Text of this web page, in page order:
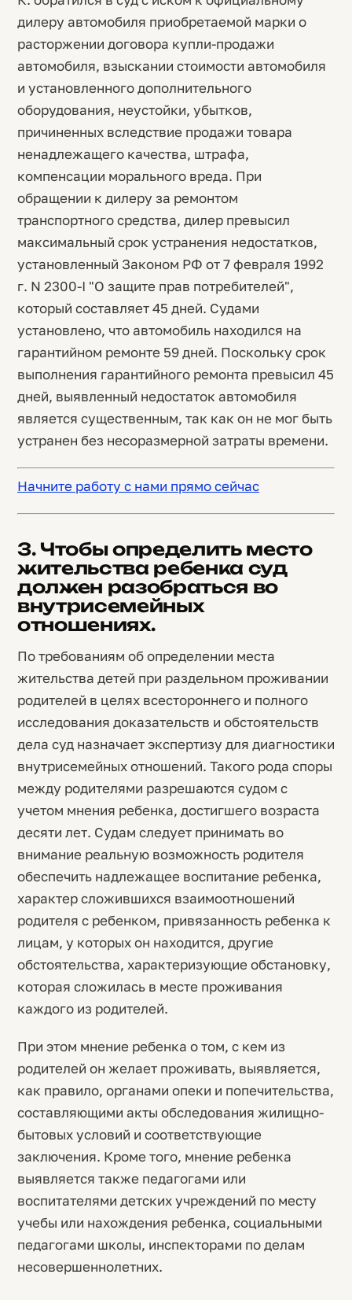
дилеру автомобиля приобретаемой марки о
расторжении договора купли-продажи
автомобиля, взыскании стоимости автомобиля
и установленного дополнительного
оборудования, неустойки, убытков,
причиненных вследствие продажи товара
ненадлежащего качества, штрафа,
компенсации морального вреда. При
обращении к дилеру за ремонтом
транспортного средства, дилер превысил
максимальный срок устранения недостатков,
установленный Законом РФ от 7 февраля 1992
г. N 2300-I "О защите прав потребителей",
который составляет 45 дней. Судами
установлено, что автомобиль находился на
гарантийном ремонте 59 дней. Поскольку срок
выполнения гарантийного ремонта превысил 45
дней, выявленный недостаток автомобиля
является существенным, так как он не мог быть
устранен без несоразмерной затраты времени.
Начните работу с нами прямо сейчас
3. Чтобы определить место
жительства ребенка суд
должен разобраться во
внутрисемейных
отношениях.
По требованиям об определении места
жительства детей при раздельном проживании
родителей в целях всестороннего и полного
исследования доказательств и обстоятельств
дела суд назначает экспертизу для диагностики
внутрисемейных отношений. Такого рода споры
между родителями разрешаются судом с
учетом мнения ребенка, достигшего возраста
десяти лет. Судам следует принимать во
внимание реальную возможность родителя
обеспечить надлежащее воспитание ребенка,
характер сложившихся взаимоотношений
родителя с ребенком, привязанность ребенка к
лицам, у которых он находится, другие
обстоятельства, характеризующие обстановку,
которая сложилась в месте проживания
каждого из родителей.
При этом мнение ребенка о том, с кем из
родителей он желает проживать, выявляется,
как правило, органами опеки и попечительства,
составляющими акты обследования жилищно-
бытовых условий и соответствующие
заключения. Кроме того, мнение ребенка
выявляется также педагогами или
воспитателями детских учреждений по месту
учебы или нахождения ребенка, социальными
педагогами школы, инспекторами по делам
несовершеннолетних.